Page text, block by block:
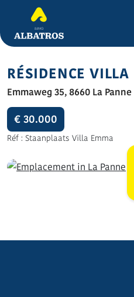
RÉSIDENCE
Emmaweg 35, 8660 La Panne
€ 30.000
Réf : Staanplaats Villa Emma